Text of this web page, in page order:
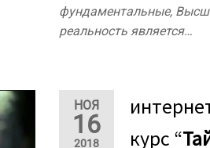
фундаментальные,
реальность является…
НОЯ
16
2018
курс “